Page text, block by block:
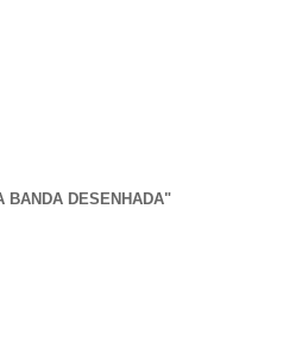
BANDA DESENHADA"